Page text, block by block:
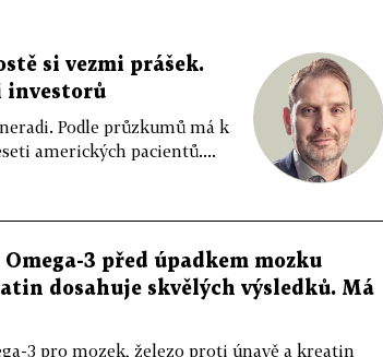
si vezmi prášek.
investorů
Podle průzkumů má k
amerických pacientů....
3 před úpadkem mozku
dosahuje skvělých výsledků. Má
3 pro mozek, železo proti únavě a kreatin